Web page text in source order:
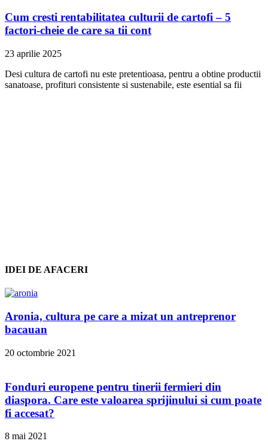
Cum cresti rentabilitatea culturii de cartofi – 5
factori-cheie de care sa tii cont
23 aprilie 2025
Desi cultura de cartofi nu este pretentioasa, pentru a obtine productii
sanatoase, profituri consistente si sustenabile, este esential sa fii
IDEI DE AFACERI
Aronia, cultura pe care a mizat un antreprenor
bacauan
20 octombrie 2021
Fonduri europene pentru tinerii fermieri din
diaspora. Care este valoarea sprijinului si cum poate
fi accesat?
8 mai 2021